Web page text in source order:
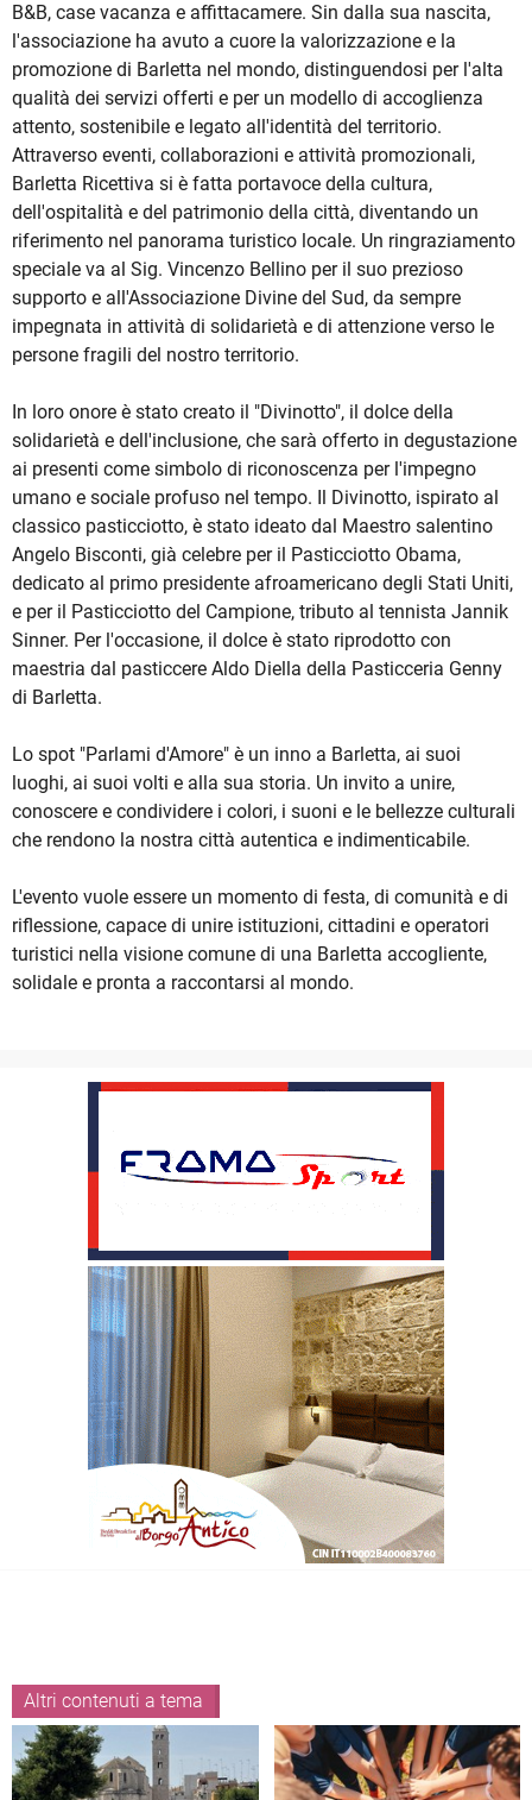
B&B, case vacanza e affittacamere. Sin dalla sua nascita,
l'associazione ha avuto a cuore la valorizzazione e la
promozione di Barletta nel mondo, distinguendosi per l'alta
qualità dei servizi offerti e per un modello di accoglienza
attento, sostenibile e legato all'identità del territorio.
Attraverso eventi, collaborazioni e attività promozionali,
Barletta Ricettiva si è fatta portavoce della cultura,
dell'ospitalità e del patrimonio della città, diventando un
riferimento nel panorama turistico locale. Un ringraziamento
speciale va al Sig. Vincenzo Bellino per il suo prezioso
supporto e all'Associazione Divine del Sud, da sempre
impegnata in attività di solidarietà e di attenzione verso le
persone fragili del nostro territorio.
In loro onore è stato creato il "Divinotto", il dolce della
solidarietà e dell'inclusione, che sarà offerto in degustazione
ai presenti come simbolo di riconoscenza per l'impegno
umano e sociale profuso nel tempo. Il Divinotto, ispirato al
classico pasticciotto, è stato ideato dal Maestro salentino
Angelo Bisconti, già celebre per il Pasticciotto Obama,
dedicato al primo presidente afroamericano degli Stati Uniti,
e per il Pasticciotto del Campione, tributo al tennista Jannik
Sinner. Per l'occasione, il dolce è stato riprodotto con
maestria dal pasticcere Aldo Diella della Pasticceria Genny
di Barletta.
Lo spot "Parlami d'Amore" è un inno a Barletta, ai suoi
luoghi, ai suoi volti e alla sua storia. Un invito a unire,
conoscere e condividere i colori, i suoni e le bellezze culturali
che rendono la nostra città autentica e indimenticabile.
L'evento vuole essere un momento di festa, di comunità e di
riflessione, capace di unire istituzioni, cittadini e operatori
turistici nella visione comune di una Barletta accogliente,
solidale e pronta a raccontarsi al mondo.
Altri contenuti a tema